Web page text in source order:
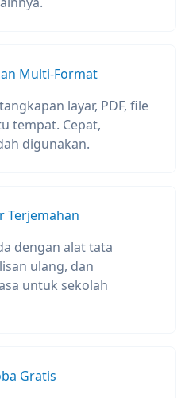
Multi-Format
layar, PDF, file
tempat. Cepat,
digunakan.
Terjemahan
dengan alat tata
ulang, dan
untuk sekolah
Gratis